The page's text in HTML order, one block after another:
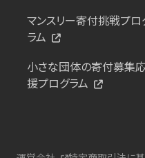
マンスリー寄付挑戦プロ
ラム
小さな団体の寄付募集
援プログラム